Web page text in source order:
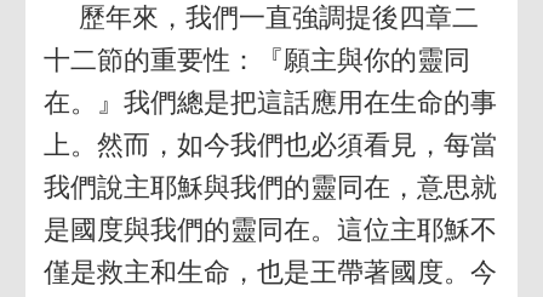
歷年來，我們一直強調提後四章二
十二節的重要性：『願主與你的靈同
在。』我們總是把這話應用在生命的事
上。然而，如今我們也必須看見，每當
我們說主耶穌與我們的靈同在，意思就
是國度與我們的靈同在。這位主耶穌不
僅是救主和生命，也是王帶著國度。今